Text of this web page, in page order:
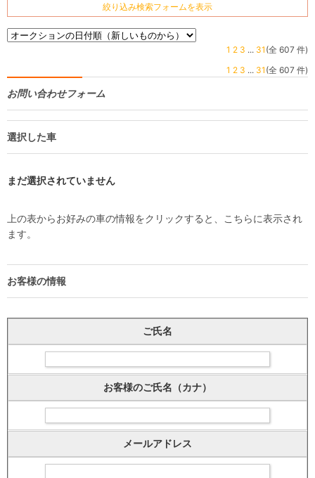
絞り込み検索フォームを表示
1 2 3 ... 31 (全 607 件)
1 2 3 ... 31 (全 607 件)
お問い合わせフォーム
選択した車
まだ選択されていません
上の表からお好みの車の情報をクリックすると、こちらに表示され
ます。
お客様の情報
ご氏名
お客様のご氏名（カナ）
メールアドレス